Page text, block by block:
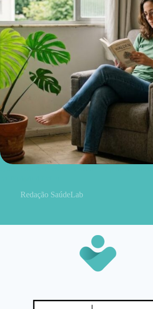
Redação SaúdeLab